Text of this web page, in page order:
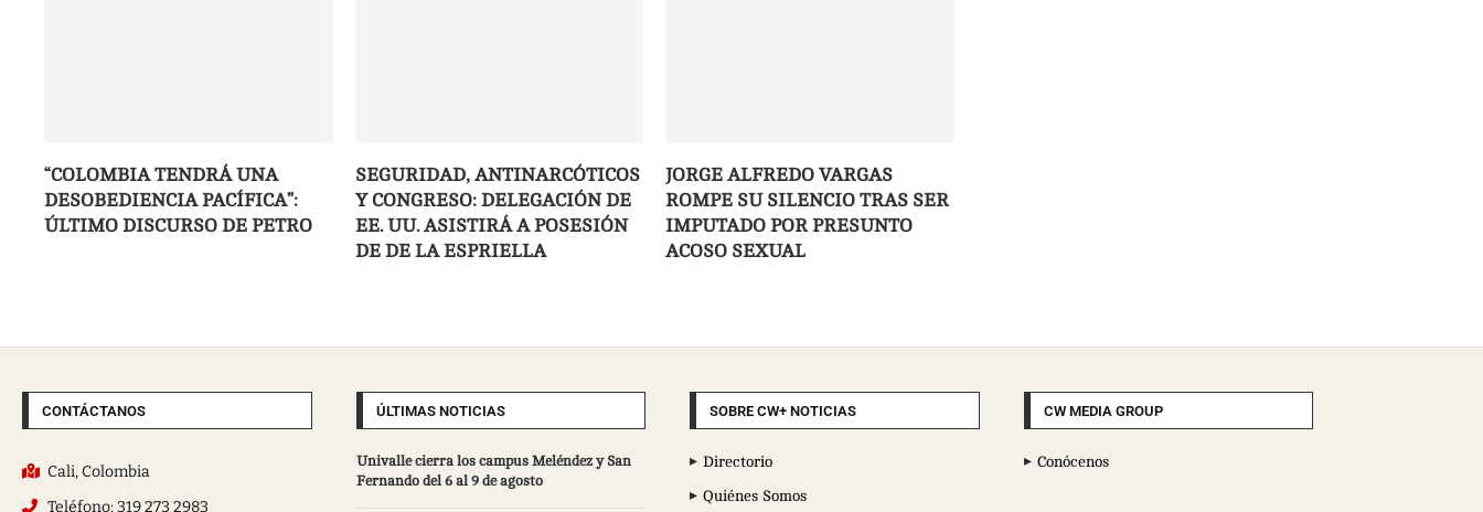
“COLOMBIA TENDRÁ UNA
DESOBEDIENCIA PACÍFICA”:
ÚLTIMO DISCURSO DE PETRO
SEGURIDAD, ANTINARCÓTICOS
Y CONGRESO: DELEGACIÓN DE
EE. UU. ASISTIRÁ A POSESIÓN
DE DE LA ESPRIELLA
JORGE ALFREDO VARGAS
ROMPE SU SILENCIO TRAS SER
IMPUTADO POR PRESUNTO
ACOSO SEXUAL
CONTÁCTANOS
Cali, Colombia
Teléfono: 319 273 2983
ÚLTIMAS NOTICIAS
Univalle cierra los campus Meléndez y San
Fernando del 6 al 9 de agosto
SOBRE CW+ NOTICIAS
Directorio
Quiénes Somos
CW MEDIA GROUP
Conócenos